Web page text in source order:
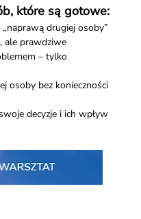
które są gotowe:
drugiej osoby”
ale prawdziwe
– tylko
osoby bez konieczności
decyzje i ich wpływ